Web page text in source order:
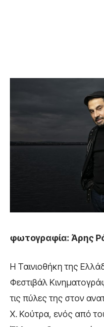
φωτογραφία: Άρης
Η Ταινιοθήκη της
Φεστιβάλ
τις πύλες της στον
Χ. Κούτρα, ενός από